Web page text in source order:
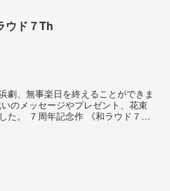
ウド７Th
劇、無事楽日を終えることができま
のメッセージやプレゼント、花束
た。 ７周年記念作 《和ラウド７